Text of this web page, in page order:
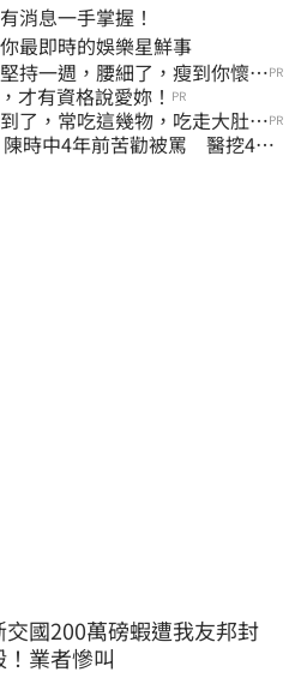
消息一手掌握！
最即時的娛樂星鮮事
持一週，腰細了，瘦到你懷疑PR
才有資格說愛妳！ PR
了，常吃這幾物，吃走大肚
PR
時中4年前苦勸被罵 醫挖4年
交國200萬磅蝦遭我友邦封
！業者慘叫